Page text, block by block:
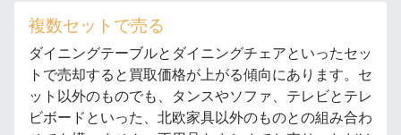
複数セットで売る
ダイニングテーブルとダイニングチェアといったセッ
トで売却すると買取価格が上がる傾向にあります。セ
ット以外のものでも、タンスやソファ、テレビとテレ
ビボードといった、北欧家具以外のものとの組み合わ